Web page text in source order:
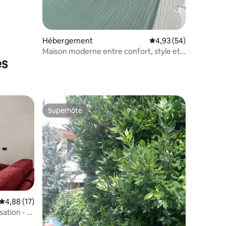
Hébergement Évaluation moyenne
4,93 (54)
Maison moderne entre confort, style et
: 5 sur 5
moyenne sur la base de 17 commentaires : 4,88 sur 5
4,88 (17)
- 6
Superhôte
Superhôte